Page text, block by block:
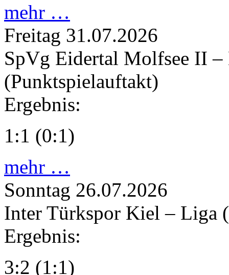
mehr …
Freitag 31.07.2026
SpVg Eidertal Molfsee II –
(Punktspielauftakt)
Ergebnis:
1:1 (0:1)
mehr …
Sonntag 26.07.2026
Inter Türkspor Kiel – Liga
Ergebnis:
3:2 (1:1)